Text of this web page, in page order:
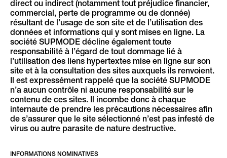
direct ou indirect (notamment tout préjudice financier,
commercial, perte de programme ou de donnée)
résultant de l’usage de son site et de l’utilisation des
données et informations qui y sont mises en ligne. La
société SUPMODE décline également toute
responsabilité à l’égard de tout dommage lié à
l’utilisation des liens hypertextes mise en ligne sur son
site et à la consultation des sites auxquels ils renvoient.
Il est expressément rappelé que la société SUPMODE
n’a aucun contrôle ni aucune responsabilité sur le
contenu de ces sites. Il incombe donc à chaque
internaute de prendre les précautions nécessaires afin
de s’assurer que le site sélectionné n’est pas infesté de
virus ou autre parasite de nature destructive.
INFORMATIONS NOMINATIVES